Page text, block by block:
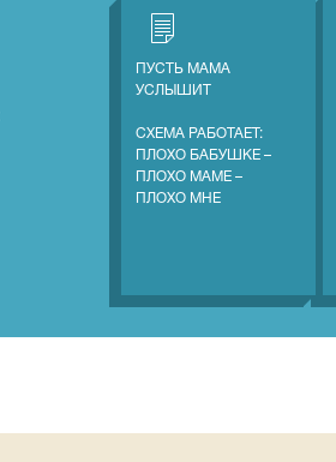
ПУСТЬ МАМА
УСЛЫШИТ
СХЕМА РАБОТАЕТ:
ПЛОХО БАБУШКЕ –
ПЛОХО МАМЕ –
ПЛОХО МНЕ